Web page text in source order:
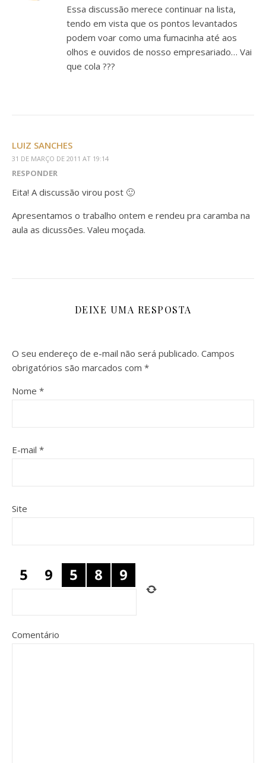
Essa discussão merece continuar na lista,
tendo em vista que os pontos levantados
podem voar como uma fumacinha até aos
olhos e ouvidos de nosso empresariado… Vai
que cola ???
LUIZ SANCHES
31 DE MARÇO DE 2011 AT 19:14
RESPONDER
Eita! A discussão virou post 🙂
Apresentamos o trabalho ontem e rendeu pra caramba na
aula as dicussões. Valeu moçada.
DEIXE UMA RESPOSTA
O seu endereço de e-mail não será publicado. Campos
obrigatórios são marcados com *
Nome *
E-mail *
Site
Comentário